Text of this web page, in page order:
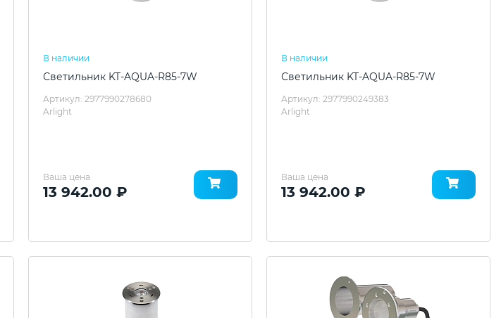
В наличии
Светильник KT-AQUA-R85-7W
Артикул: 2977990278680
Arlight
Ваша цена
13 942.00 ₽
В наличии
Светильник KT-AQUA-R85-7W
Артикул: 2977990249383
Arlight
Ваша цена
13 942.00 ₽